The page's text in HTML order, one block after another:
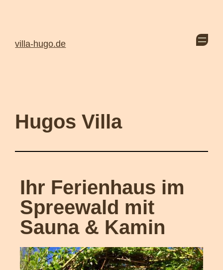
villa-hugo.de
Hugos Villa
Ihr Ferienhaus im
Spreewald mit
Sauna & Kamin